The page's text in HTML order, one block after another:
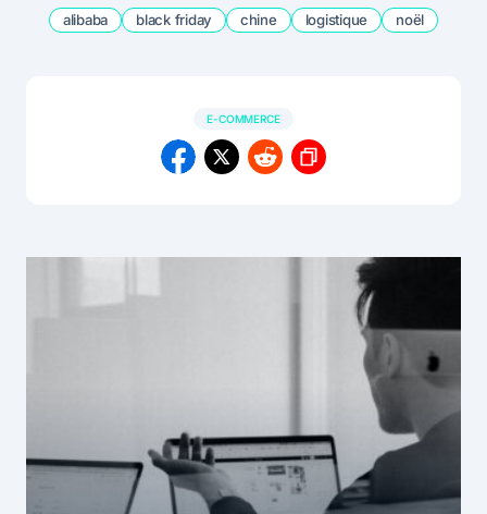
alibaba black friday chine logistique noël
E-COMMERCE